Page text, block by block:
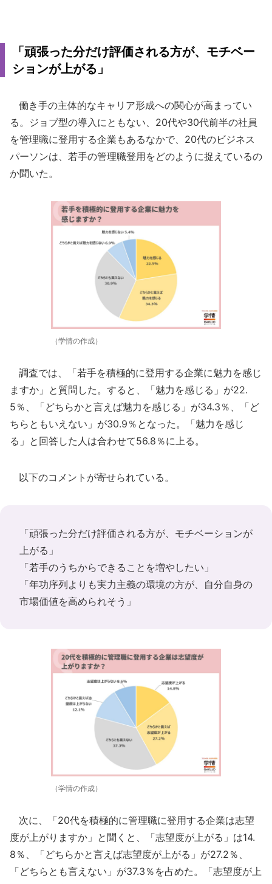
「頑張った分だけ評価される方が、モチベー
ションが上がる」
働き手の主体的なキャリア形成への関心が高まってい
る。ジョブ型の導入にともない、20代や30代前半の社員
を管理職に登用する企業もあるなかで、20代のビジネス
パーソンは、若手の管理職登用をどのように捉えているの
か聞いた。
（学情の作成）
調査では、「若手を積極的に登用する企業に魅力を感じ
ますか」と質問した。すると、「魅力を感じる」が22.
5％、「どちらかと言えば魅力を感じる」が34.3％、「ど
ちらともいえない」が30.9％となった。「魅力を感じ
る」と回答した人は合わせて56.8％に上る。
以下のコメントが寄せられている。
「頑張った分だけ評価される方が、モチベーションが
上がる」
「若手のうちからできることを増やしたい」
「年功序列よりも実力主義の環境の方が、自分自身の
市場価値を高められそう」
（学情の作成）
次に、「20代を積極的に管理職に登用する企業は志望
度が上がりますか」と聞くと、「志望度が上がる」は14.
8％、「どちらかと言えば志望度が上がる」が27.2％、
「どちらとも言えない」が37.3％を占めた。「志望度が上